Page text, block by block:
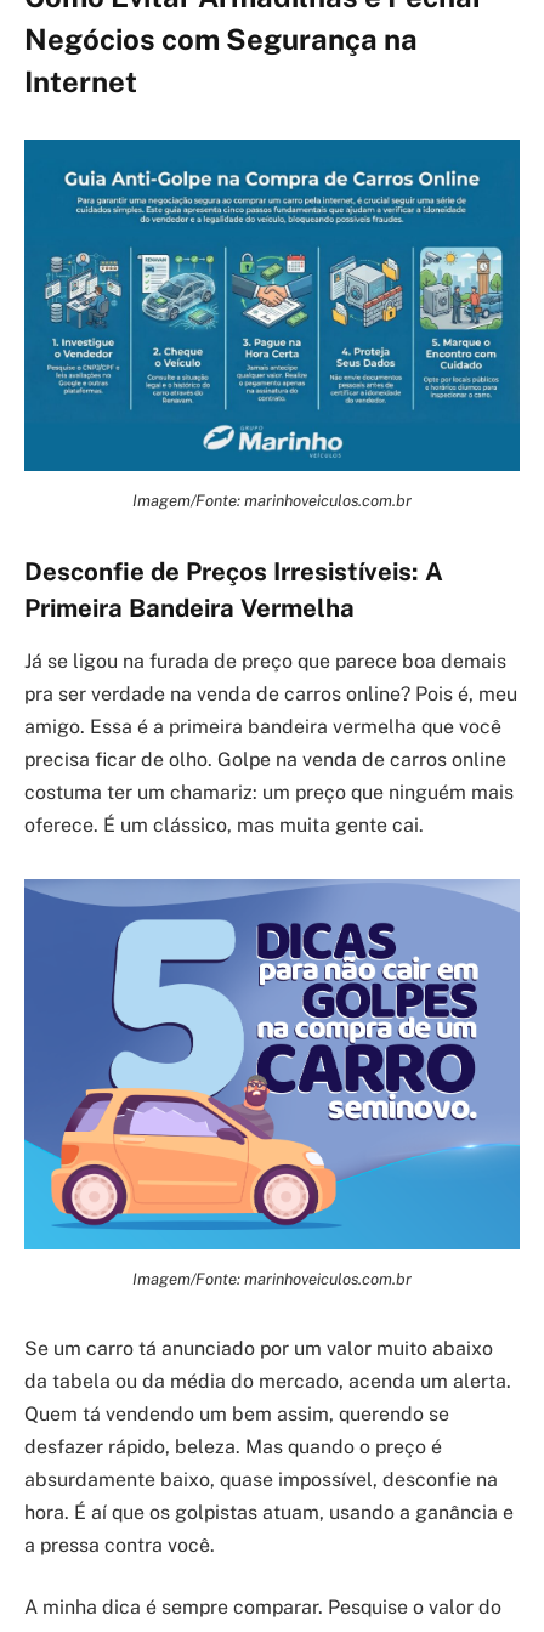
Negócios com Segurança na
Internet
Imagem/Fonte: marinhoveiculos.com.br
Desconfie de Preços Irresistíveis: A
Primeira Bandeira Vermelha
Já se ligou na furada de preço que parece boa demais
pra ser verdade na venda de carros online? Pois é, meu
amigo. Essa é a primeira bandeira vermelha que você
precisa ficar de olho. Golpe na venda de carros online
costuma ter um chamariz: um preço que ninguém mais
oferece. É um clássico, mas muita gente cai.
Imagem/Fonte: marinhoveiculos.com.br
Se um carro tá anunciado por um valor muito abaixo
da tabela ou da média do mercado, acenda um alerta.
Quem tá vendendo um bem assim, querendo se
desfazer rápido, beleza. Mas quando o preço é
absurdamente baixo, quase impossível, desconfie na
hora. É aí que os golpistas atuam, usando a ganância e
a pressa contra você.
A minha dica é sempre comparar. Pesquise o valor do